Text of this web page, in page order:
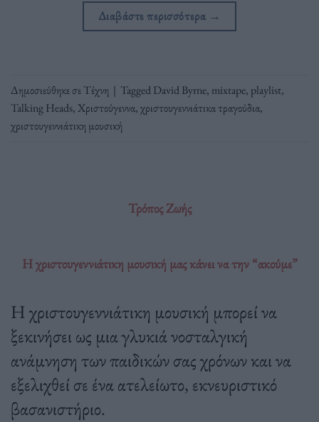
Διαβάστε περισσότερα →
Δημοσιεύθηκε σεΤέχνη | TaggedDavid Byrne, mixtape, playlist,
Talking Heads,Χριστούγεννα,χριστουγεννιάτικα τραγούδια,
χριστουγεννιάτικη μουσική
Τρόπος Ζωής
Η χριστουγεννιάτικη μουσική μας κάνει να την “ακούμε”
Η χριστουγεννιάτικη μουσική μπορεί να
ξεκινήσει ως μια γλυκιά νοσταλγική
ανάμνηση των παιδικών σας χρόνων και να
εξελιχθεί σε ένα ατελείωτο, εκνευριστικό
βασανιστήριο.